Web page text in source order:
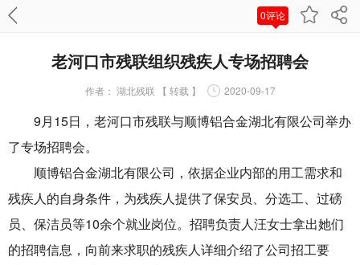
0评论
老河口市残联组织残疾人专场招聘会
作者： 湖北残联 【 转载 】 2020-09-17
9月15日，老河口市残联与顺博铝合金湖北有限公司举办
了专场招聘会。
顺博铝合金湖北有限公司，依据企业内部的用工需求和
残疾人的自身条件，为残疾人提供了保安员、分选工、过磅
员、保洁员等10余个就业岗位。招聘负责人汪女士拿出她们
的招聘信息，向前来求职的残疾人详细介绍了公司招工要